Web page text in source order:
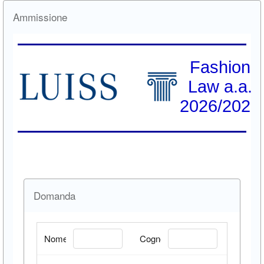
Ammissione
Fashion
Law a.a.
2026/2027
Domanda
Nome/Name: Cognome/Surname: